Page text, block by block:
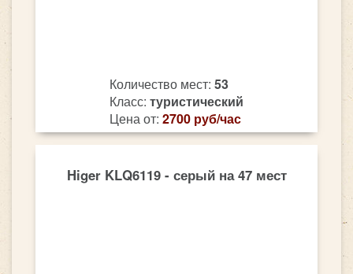
Количество мест: 53
Класс: туристический
Цена от: 2700 руб/час
Higer KLQ6119 - серый на 47 мест